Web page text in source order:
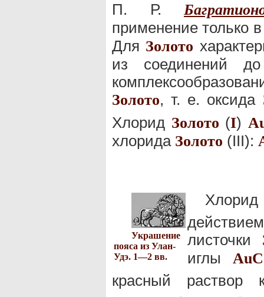
П. Р.
применение только
Для Золото
из соединений
Золото, т. е. оксида
Хлорид Золото (I)
хлорида Золото (III):
Украшение
пояса из Улан-
Удэ. 1—2 вв.
листочки
иглы AuC
красный раствор